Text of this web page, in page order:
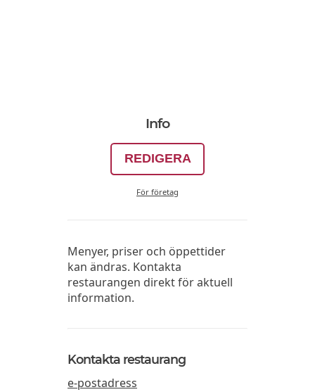
Info
REDIGERA
För företag
Menyer, priser och öppettider
kan ändras. Kontakta
restaurangen direkt för aktuell
information.
Kontakta restaurang
e-postadress